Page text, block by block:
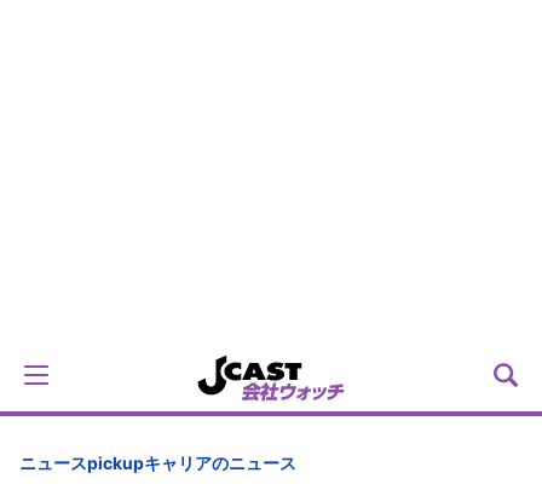
ニュースpickupキャリアのニュース